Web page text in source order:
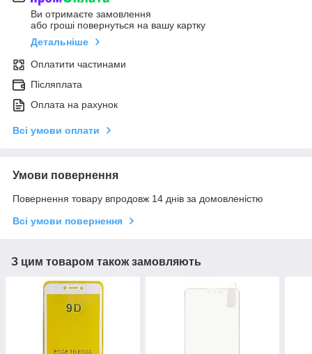
Ви отримаєте замовлення
або гроші повернуться на вашу картку
Детальніше
Оплатити частинами
Післяплата
Оплата на рахунок
Всі умови оплати
Умови повернення
Повернення товару впродовж 14 днів за домовленістю
Всі умови повернення
З цим товаром також замовляють